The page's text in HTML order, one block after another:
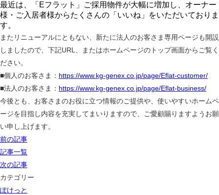
最近は、「Eフラット」ご採用物件が大幅に増加し、オーナー
様・ご入居者様からたくさんの「いいね」をいただいておりま
す。
またリニューアルにともない、新たに法人のお客さま専用ページも開設
しましたので、下記URL、またはホームページのトップ画面からご覧く
ださい。
■個人のお客さま： https://www.kg-genex.co.jp/page/Eflat-customer/
■法人のお客さま： https://www.kg-genex.co.jp/page/Eflat-business/
今後とも、お客さまのお役に立つ情報のご提供や、使いやすいホームペ
ージを目指し内容を充実してまいりますので、ご愛顧賜りますようお願
い申し上げます。
前の記事
記事一覧
次の記事
カテゴリー
ぽけっと